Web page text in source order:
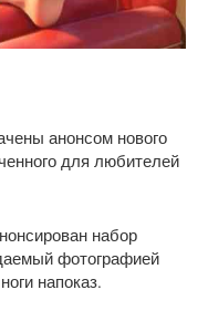
анонсом нового
для любителей
набор
фотографией
напоказ.